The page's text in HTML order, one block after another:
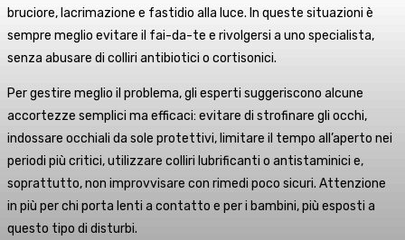
bruciore, lacrimazione e fastidio alla luce. In queste situazioni è
sempre meglio evitare il fai-da-te e rivolgersi a uno specialista,
senza abusare di colliri antibiotici o cortisonici.
Per gestire meglio il problema, gli esperti suggeriscono alcune
accortezze semplici ma efficaci: evitare di strofinare gli occhi,
indossare occhiali da sole protettivi, limitare il tempo all’aperto nei
periodi più critici, utilizzare colliri lubrificanti o antistaminici e,
soprattutto, non improvvisare con rimedi poco sicuri. Attenzione
in più per chi porta lenti a contatto e per i bambini, più esposti a
questo tipo di disturbi.